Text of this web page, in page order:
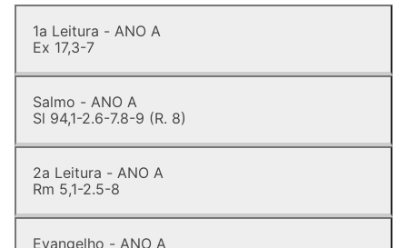
1a Leitura - ANO A
Ex 17,3-7
Salmo - ANO A
Sl 94,1-2.6-7.8-9 (R. 8)
2a Leitura - ANO A
Rm 5,1-2.5-8
Evangelho - ANO A